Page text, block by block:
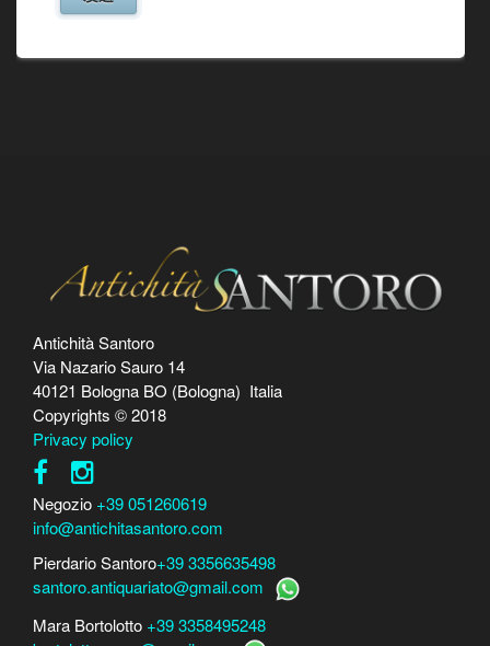
Antichità Santoro
Via Nazario Sauro 14
40121 Bologna BO (Bologna) Italia
Copyrights © 2018
Privacy policy
Negozio +39 051260619
info@antichitasantoro.com
Pierdario Santoro+39 3356635498
santoro.antiquariato@gmail.com
Mara Bortolotto +39 3358495248